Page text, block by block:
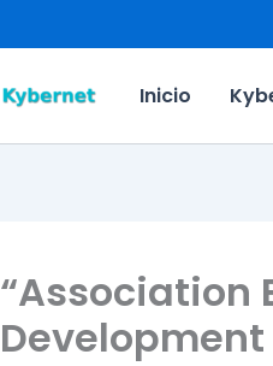
Inicio
“Association